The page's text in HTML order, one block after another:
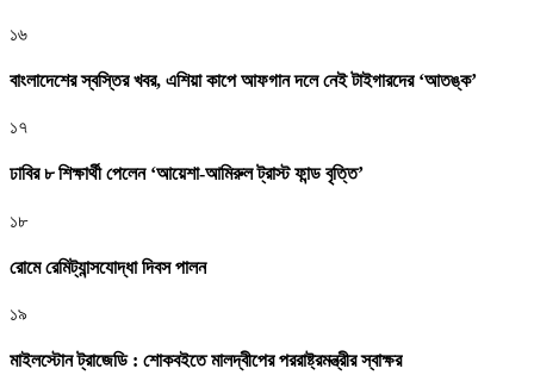
১৬
বাংলাদেশের স্বস্তির খবর, এশিয়া কাপে আফগান দলে নেই টাইগারদের ‘আতঙ্ক’
১৭
ঢাবির ৮ শিক্ষার্থী পেলেন ‘আয়েশা-আমিরুল ট্রাস্ট ফান্ড বৃত্তি’
১৮
রোমে রেমিট্যান্সযোদ্ধা দিবস পালন
১৯
মাইলস্টোন ট্রাজেডি : শোকবইতে মালদ্বীপের পররাষ্ট্রমন্ত্রীর স্বাক্ষর